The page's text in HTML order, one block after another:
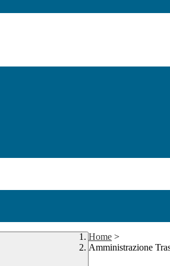
Home >
Amministrazione